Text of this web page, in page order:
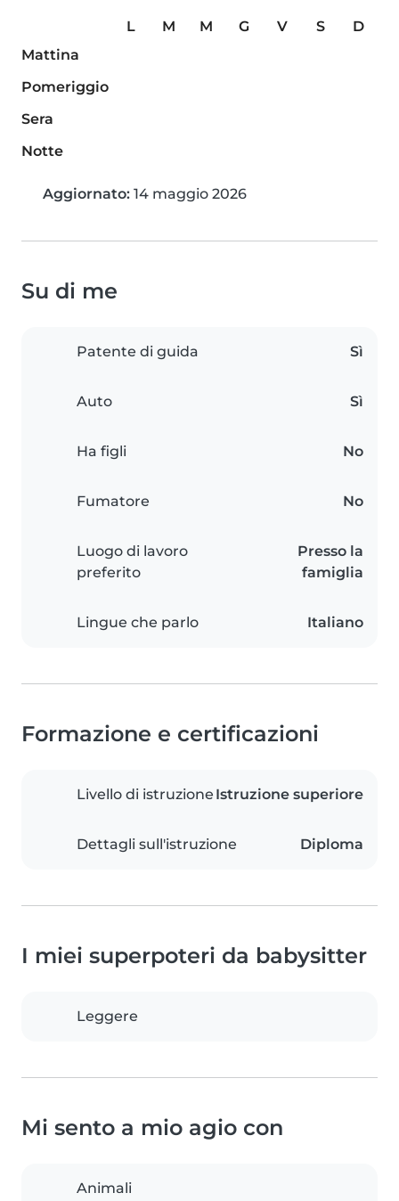
L M M G V S
D
Mattina
Pomeriggio
Sera
Notte
Aggiornato: 14 maggio 2026
Su di me
Patente di guida Sì
Auto Sì
Ha figli No
Fumatore No
Luogo di lavoro
preferito
Presso la
famiglia
Lingue che parlo Italiano
Formazione e certificazioni
Livello di istruzione Istruzione superiore
Dettagli sull'istruzione Diploma
I miei superpoteri da babysitter
Leggere
Mi sento a mio agio con
Animali